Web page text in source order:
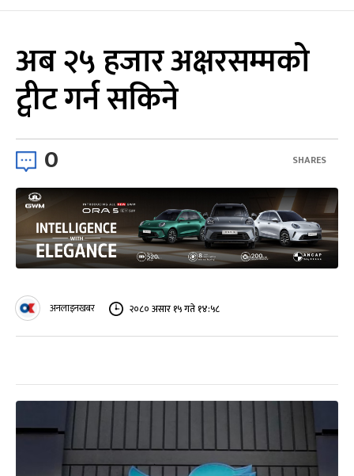
अब २५ हजार अक्षरसम्मको
ट्वीट गर्न सकिने
0 SHARES
अनलाइनखबर २०८० असार १५ गते १४:५८